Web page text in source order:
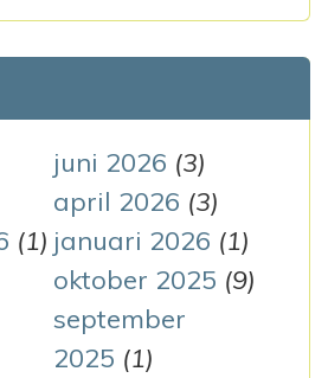
juni 2026 (3)
april 2026 (3)
(1) januari 2026 (1)
oktober 2025 (9)
september
2025 (1)